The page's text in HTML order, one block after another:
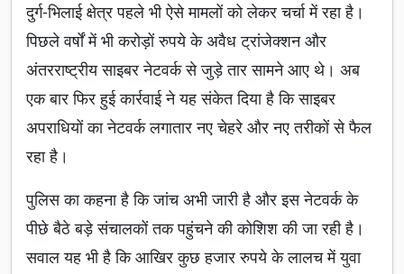
दुर्ग-भिलाई क्षेत्र पहले भी ऐसे मामलों को लेकर चर्चा में रहा है।
पिछले वर्षों में भी करोड़ों रुपये के अवैध ट्रांजेक्शन और
अंतरराष्ट्रीय साइबर नेटवर्क से जुड़े तार सामने आए थे। अब
एक बार फिर हुई कार्रवाई ने यह संकेत दिया है कि साइबर
अपराधियों का नेटवर्क लगातार नए चेहरे और नए तरीकों से फैल
रहा है।
पुलिस का कहना है कि जांच अभी जारी है और इस नेटवर्क के
पीछे बैठे बड़े संचालकों तक पहुंचने की कोशिश की जा रही है।
सवाल यह भी है कि आखिर कुछ हजार रुपये के लालच में युवा